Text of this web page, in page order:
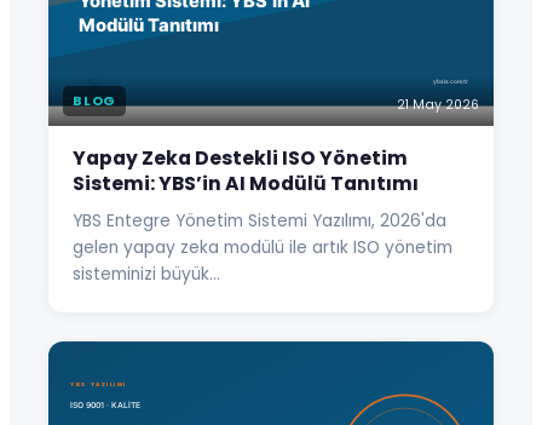
BLOG 21 May 2026
Yapay Zeka Destekli ISO Yönetim
Sistemi: YBS’in AI Modülü Tanıtımı
YBS Entegre Yönetim Sistemi Yazılımı, 2026'da
gelen yapay zeka modülü ile artık ISO yönetim
sisteminizi büyük…